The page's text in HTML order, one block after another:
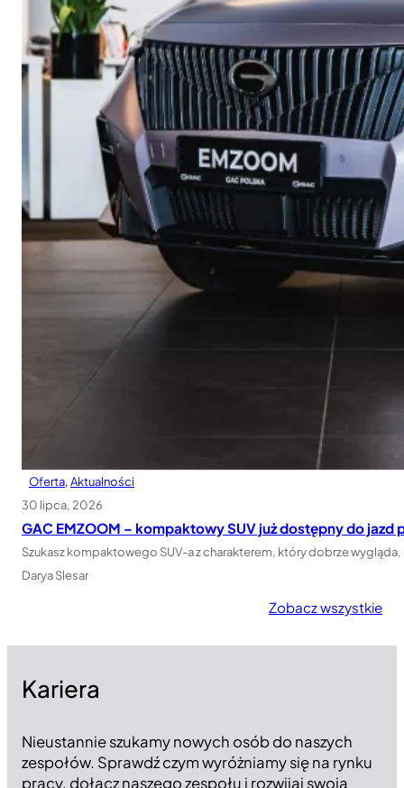
Oferta, Aktualności
30 lipca, 2026
GAC EMZOOM – kompaktowy SUV już dostępny do jazd
Szukasz kompaktowego SUV-a z charakterem, który dobrze
Darya Slesar
Zobacz wszystkie
Kariera
Nieustannie szukamy nowych osób do naszych
zespołów. Sprawdź czym wyróżniamy się na rynku
pracy, dołącz naszego zespołu i rozwijaj swoją